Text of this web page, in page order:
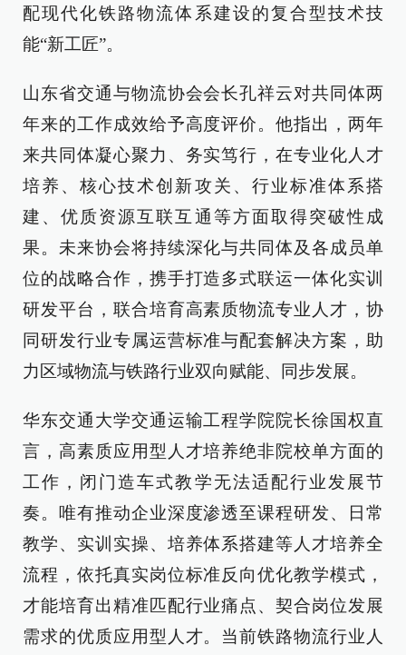
配现代化铁路物流体系建设的复合型技术技
能“新工匠”。
山东省交通与物流协会会长孔祥云对共同体两
年来的工作成效给予高度评价。他指出，两年
来共同体凝心聚力、务实笃行，在专业化人才
培养、核心技术创新攻关、行业标准体系搭
建、优质资源互联互通等方面取得突破性成
果。未来协会将持续深化与共同体及各成员单
位的战略合作，携手打造多式联运一体化实训
研发平台，联合培育高素质物流专业人才，协
同研发行业专属运营标准与配套解决方案，助
力区域物流与铁路行业双向赋能、同步发展。
华东交通大学交通运输工程学院院长徐国权直
言，高素质应用型人才培养绝非院校单方面的
工作，闭门造车式教学无法适配行业发展节
奏。唯有推动企业深度渗透至课程研发、日常
教学、实训实操、培养体系搭建等人才培养全
流程，依托真实岗位标准反向优化教学模式，
才能培育出精准匹配行业痛点、契合岗位发展
需求的优质应用型人才。当前铁路物流行业人